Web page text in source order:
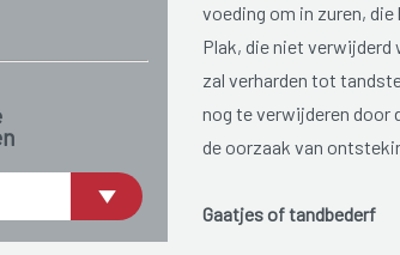
voeding om in zuren,
Plak, die niet
zal verharden tot
nog te verwijderen door
de oorzaak van
Gaatjes of tandbederf